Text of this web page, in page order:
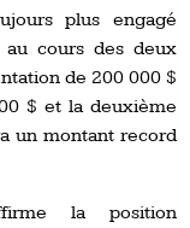
plus engagé
au cours des deux
de 200 000 $
$ et la deuxième
un montant record
la position